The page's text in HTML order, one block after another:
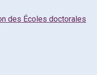
des Écoles doctorales